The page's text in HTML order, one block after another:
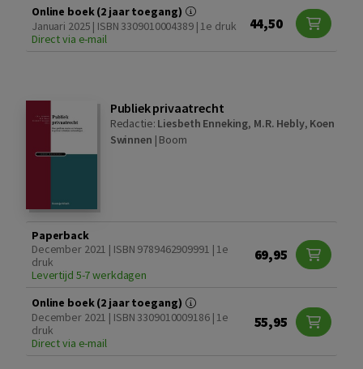
Online boek (2 jaar toegang)
Januari 2025 | ISBN 3309010004389 | 1e druk
Direct via e-mail
44,50
Publiek privaatrecht
Redactie: Liesbeth Enneking, M.R. Hebly, Koen
Swinnen | Boom
Paperback
December 2021 | ISBN 9789462909991 | 1e
druk
Levertijd 5-7 werkdagen
69,95
Online boek (2 jaar toegang)
December 2021 | ISBN 3309010009186 | 1e
druk
Direct via e-mail
55,95